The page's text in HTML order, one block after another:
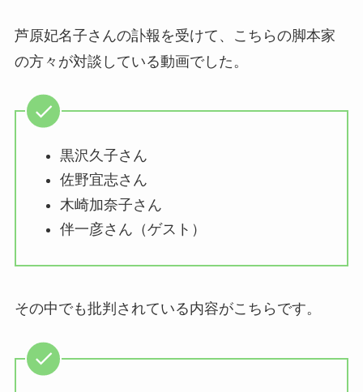
芦原妃名子さんの訃報を受けて、こちらの脚本家
の方々が対談している動画でした。
黒沢久子さん
佐野宜志さん
木崎加奈子さん
伴一彦さん（ゲスト）
その中でも批判されている内容がこちらです。